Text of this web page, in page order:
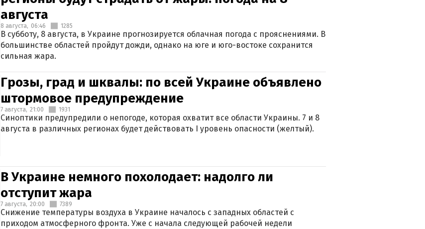
августа
8 августа, 06:46 1285
В субботу, 8 августа, в Украине прогнозируется облачная погода с прояснениями. В
большинстве областей пройдут дожди, однако на юге и юго-востоке сохранится
сильная жара.
Грозы, град и шквалы: по всей Украине объявлено
штормовое предупреждение
7 августа, 21:00 1931
Синоптики предупредили о непогоде, которая охватит все области Украины. 7 и 8
августа в различных регионах будет действовать I уровень опасности (желтый).
В Украине немного похолодает: надолго ли
отступит жара
7 августа, 20:00 7389
Снижение температуры воздуха в Украине началось с западных областей с
приходом атмосферного фронта. Уже с начала следующей рабочей недели